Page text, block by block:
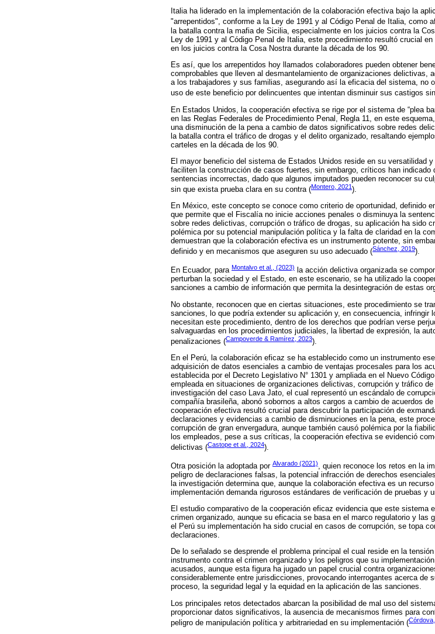
Italia ha liderado en la implementación de la colaboración efectiva bajo la
"arrepentidos", conforme a la Ley de 1991 y al Código Penal de Italia, como
la batalla contra la mafia de Sicilia, especialmente en los juicios contra la
Ley de 1991 y al Código Penal de Italia, este procedimiento resultó crucial
en los juicios contra la Cosa Nostra durante la década de los 90.
Es así, que los arrepentidos hoy llamados colaboradores pueden obtener
comprobables que lleven al desmantelamiento de organizaciones delictivas,
a los trabajadores y sus familias, asegurando así la eficacia del sistema, no
uso de este beneficio por delincuentes que intentan disminuir sus castigos
En Estados Unidos, la cooperación efectiva se rige por el sistema de “plea
en las Reglas Federales de Procedimiento Penal, Regla 11, en este
una disminución de la pena a cambio de datos significativos sobre redes
la batalla contra el tráfico de drogas y el delito organizado, resaltando
carteles en la década de los 90.
El mayor beneficio del sistema de Estados Unidos reside en su versatilidad
faciliten la construcción de casos fuertes, sin embargo, críticos han indicado
sentencias incorrectas, dado que algunos imputados pueden reconocer su
sin que exista prueba clara en su contra (Montero, 2021).
En México, este concepto se conoce como criterio de oportunidad, definido
que permite que el Fiscalía no inicie acciones penales o disminuya la
sobre redes delictivas, corrupción o tráfico de drogas, su aplicación ha sido
polémica por su potencial manipulación política y la falta de claridad en la
demuestran que la colaboración efectiva es un instrumento potente, sin
definido y en mecanismos que aseguren su uso adecuado (Sánchez, 2019).
En Ecuador, para Montalvo et al., (2023)
la acción delictiva organizada se
perturban la sociedad y el Estado, en este escenario, se ha utilizado la
sanciones a cambio de información que permita la desintegración de estas
No obstante, reconocen que en ciertas situaciones, este procedimiento se
sanciones, lo que podría extender su aplicación y, en consecuencia, infringir
necesitan este procedimiento, dentro de los derechos que podrían verse
salvaguardas en los procedimientos judiciales, la libertad de expresión, la
penalizaciones (Campoverde & Ramírez, 2023).
En el Perú, la colaboración eficaz se ha establecido como un instrumento
adquisición de datos esenciales a cambio de ventajas procesales para los
establecida por el Decreto Legislativo N° 1301 y ampliada en el Nuevo
empleada en situaciones de organizaciones delictivas, corrupción y tráfico
investigación del caso Lava Jato, el cual representó un escándalo de
compañía brasileña, abonó sobornos a altos cargos a cambio de acuerdos
cooperación efectiva resultó crucial para descubrir la participación de
declaraciones y evidencias a cambio de disminuciones en la pena, este
corrupción de gran envergadura, aunque también causó polémica por la
los empleados, pese a sus críticas, la cooperación efectiva se evidenció
delictivas (Castope et al., 2024).
Otra posición la adoptada por Alvarado (2021), quien reconoce los retos en la
peligro de declaraciones falsas, la potencial infracción de derechos
la investigación determina que, aunque la colaboración efectiva es un
implementación demanda rigurosos estándares de verificación de pruebas y
El estudio comparativo de la cooperación eficaz evidencia que este sistema
crimen organizado, aunque su eficacia se basa en el marco regulatorio y
el Perú su implementación ha sido crucial en casos de corrupción, se topa
declaraciones.
De lo señalado se desprende el problema principal el cual reside en la
instrumento contra el crimen organizado y los peligros que su
acusados, aunque esta figura ha jugado un papel crucial contra
considerablemente entre jurisdicciones, provocando interrogantes acerca de
proceso, la seguridad legal y la equidad en la aplicación de las sanciones.
Los principales retos detectados abarcan la posibilidad de mal uso del
proporcionar datos significativos, la ausencia de mecanismos firmes para
peligro de manipulación política y arbitrariedad en su implementación (